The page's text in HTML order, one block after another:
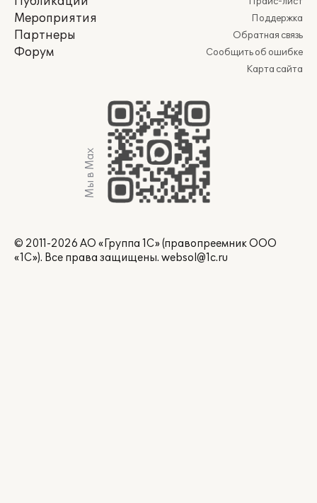
Мероприятия
Партнеры
Форум
Поддержка
Обратная связь
Сообщить об ошибке
Карта сайта
Мы в Max
© 2011-2026 АО «Группа 1С» (правопреемник ООО
«1С»). Все права защищены. websol@1c.ru